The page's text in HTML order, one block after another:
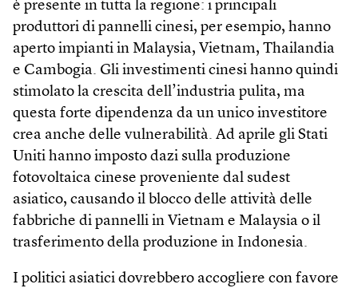
è presente in tutta la regione: i principali
produttori di pannelli cinesi, per esempio, hanno
aperto impianti in Malaysia, Vietnam, Thailandia
e Cambogia. Gli investimenti cinesi hanno quindi
stimolato la crescita dell’industria pulita, ma
questa forte dipendenza da un unico investitore
crea anche delle vulnerabilità. Ad aprile gli Stati
Uniti hanno imposto dazi sulla produzione
fotovoltaica cinese proveniente dal sudest
asiatico, causando il blocco delle attività delle
fabbriche di pannelli in Vietnam e Malaysia o il
trasferimento della produzione in Indonesia.
I politici asiatici dovrebbero accogliere con favore